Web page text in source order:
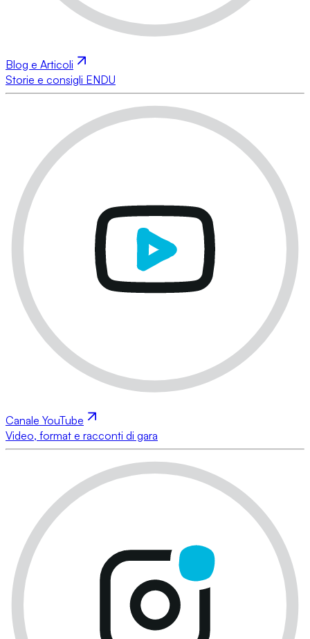
Blog e Articoli
Storie e consigli ENDU
Canale YouTube
Video, format e racconti di gara